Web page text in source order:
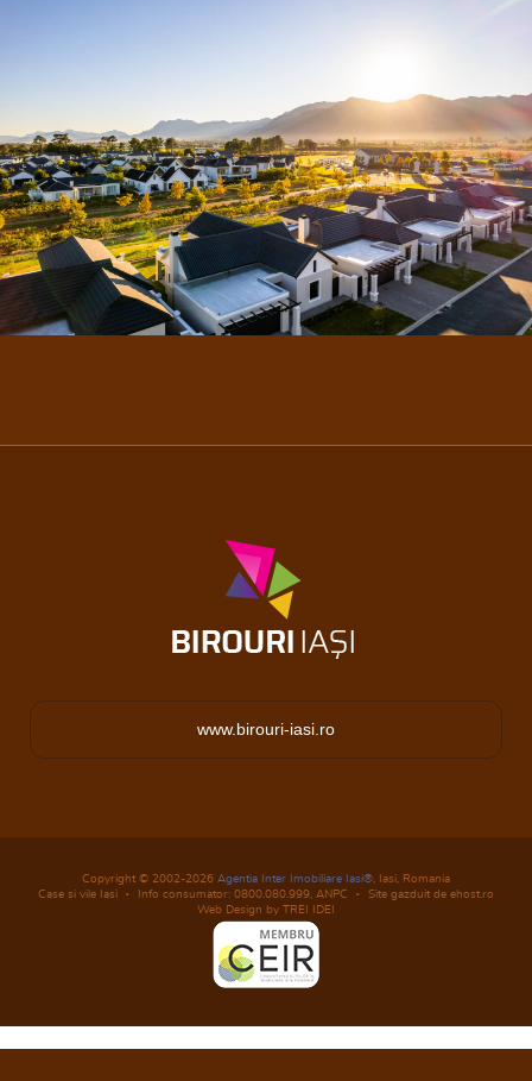
www.birouri-iasi.ro
Copyright © 2002-2026 Agentia Inter Imobiliare Iasi® , Iasi, Romania
Case si vile Iasi
Info consumator: 0800.080.999, ANPC
Site gazduit de ehost.ro
Web Design by TREI IDEI